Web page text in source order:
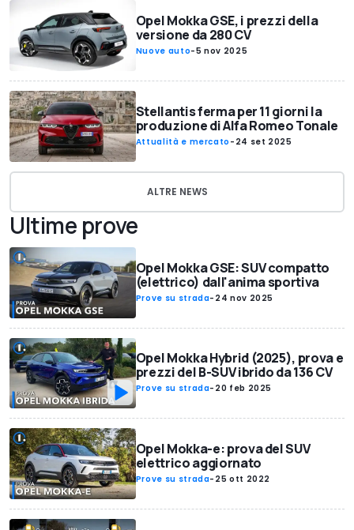
Opel Mokka GSE, i prezzi della
versione da 280 CV
Nuove auto-5 nov 2025
Stellantis ferma per 11 giorni la
produzione di Alfa Romeo Tonale
Attualità e mercato - 24 set 2025
ALTRE NEWS
Ultime prove
Opel Mokka GSE: SUV compatto
(elettrico) dall'anima sportiva
Prove su strada- 24 nov 2025
Opel Mokka Hybrid (2025), prova e
prezzi del B-SUV ibrido da 136 CV
Prove su strada- 20 feb 2025
Opel Mokka-e: prova del SUV
elettrico aggiornato
Prove su strada- 25 ott 2022